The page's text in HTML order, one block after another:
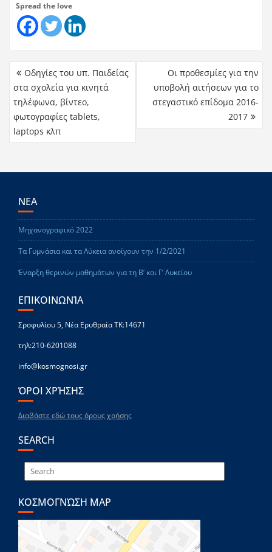
Spread the love
Οδηγίες του υπ. Παιδείας
στα σχολεία για κινητά
τηλέφωνα, βίντεο,
φωτογραφίες tablets,
laptops κλπ
Οι προθεσμίες για την
υποβολή αιτήσεων για το
στεγαστικό επίδομα 2016-
2017
ΝΕΑ
Μηχανογραφικό 2022
Τα Γυμνάσια και τα Λύκεια ανοίγουν την 1/2/2021
Έναρξη θερινών μαθημάτων για τη Β’ και Γ’ Λυκείου
ΕΠΙΚΟΙΝΩΝΊΑ
Σροφυλίου 5, Νέα Ερυθραία ΤΚ:14671
τηλ:210-6201088
info@kosmognosi.gr
ΌΡΟΙ ΧΡΉΣΗΣ
Διαβάστε εδώ τους όρους χρήσης
SEARCH
ΚΟΣΜΟΓΝΏΣΗ MAP